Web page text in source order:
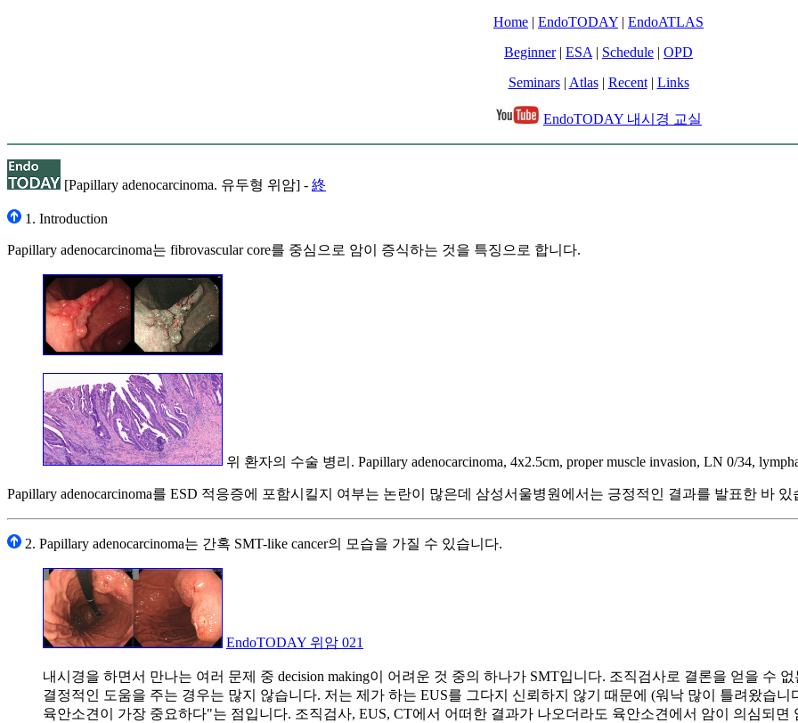
Home | EndoTODAY | EndoATLAS
Beginner| ESA | Schedule | OPD
Seminars| Atlas| Recent| Links
EndoTODAY 내시경 교실
[Papillary adenocarcinoma. 유두형 위암] - 終
1. Introduction
Papillary adenocarcinoma는 fibrovascular core를 중심으로 암이 증식하는 것을 특징으로 합니다.
위 환자의 수술 병리. Papillary adenocarcinoma, 4x2.5cm, proper muscle invasion, LN 0/34,
Papillary adenocarcinoma를 ESD 적응증에 포함시킬지 여부는 논란이 많은데 삼성서울병원에서는 긍정적인 결과를 발표한 바 있
2. Papillary adenocarcinoma는 간혹 SMT-like cancer의 모습을 가질 수 있습니다.
EndoTODAY 위암 021
내시경을 하면서 만나는 여러 문제 중 decision making이 어려운 것 중의 하나가 SMT입니다. 조직검사로 결론을 얻을 수
결정적인 도움을 주는 경우는 많지 않습니다. 저는 제가 하는 EUS를 그다지 신뢰하지 않기 때문에 (워낙 많이 틀려왔습
육안소견이 가장 중요하다"는 점입니다. 조직검사, EUS, CT에서 어떠한 결과가 나오더라도 육안소견에서 암이 의심되면